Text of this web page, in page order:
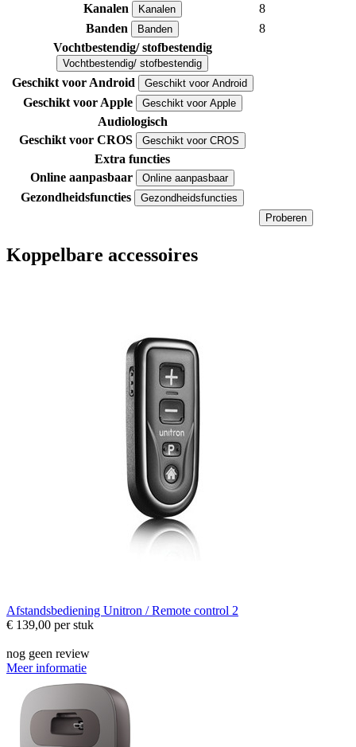
Kanalen Kanalen
8
Banden
Banden
8
Vochtbestendig/ stofbestendig
Vochtbestendig/ stofbestendig
Geschikt voor Android Geschikt voor Android
Geschikt voor Apple Geschikt voor Apple
Audiologisch
Geschikt voor CROS
Geschikt voor CROS
Extra functies
Online aanpasbaar
Online aanpasbaar
Gezondheidsfuncties
Gezondheidsfuncties
Proberen
Koppelbare accessoires
Afstandsbediening Unitron / Remote control 2
€ 139,00 per stuk
nog geen review
Meer informatie